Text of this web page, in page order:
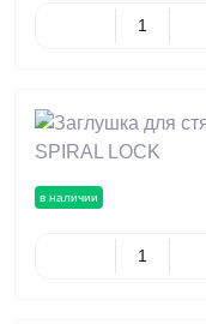
в наличии